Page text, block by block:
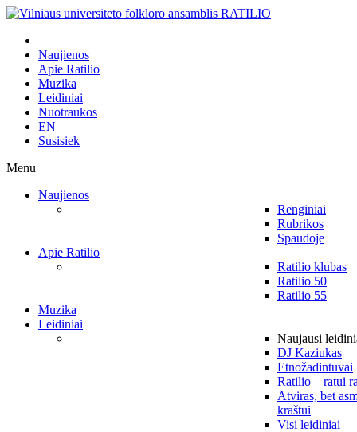
Naujienos
Apie Ratilio
Muzika
Leidiniai
Nuotraukos
EN
Susisiek
Menu
Naujienos
Renginiai
Rubrikos
Spaudoje
Apie Ratilio
Ratilio klubas
Ratilio 50
Ratilio 55
Muzika
Leidiniai
Naujausi
DJ Kaziukas
Etnožadintuvai
Ratilio – ratui
Atviras, bet
kraštui
Visi leidiniai